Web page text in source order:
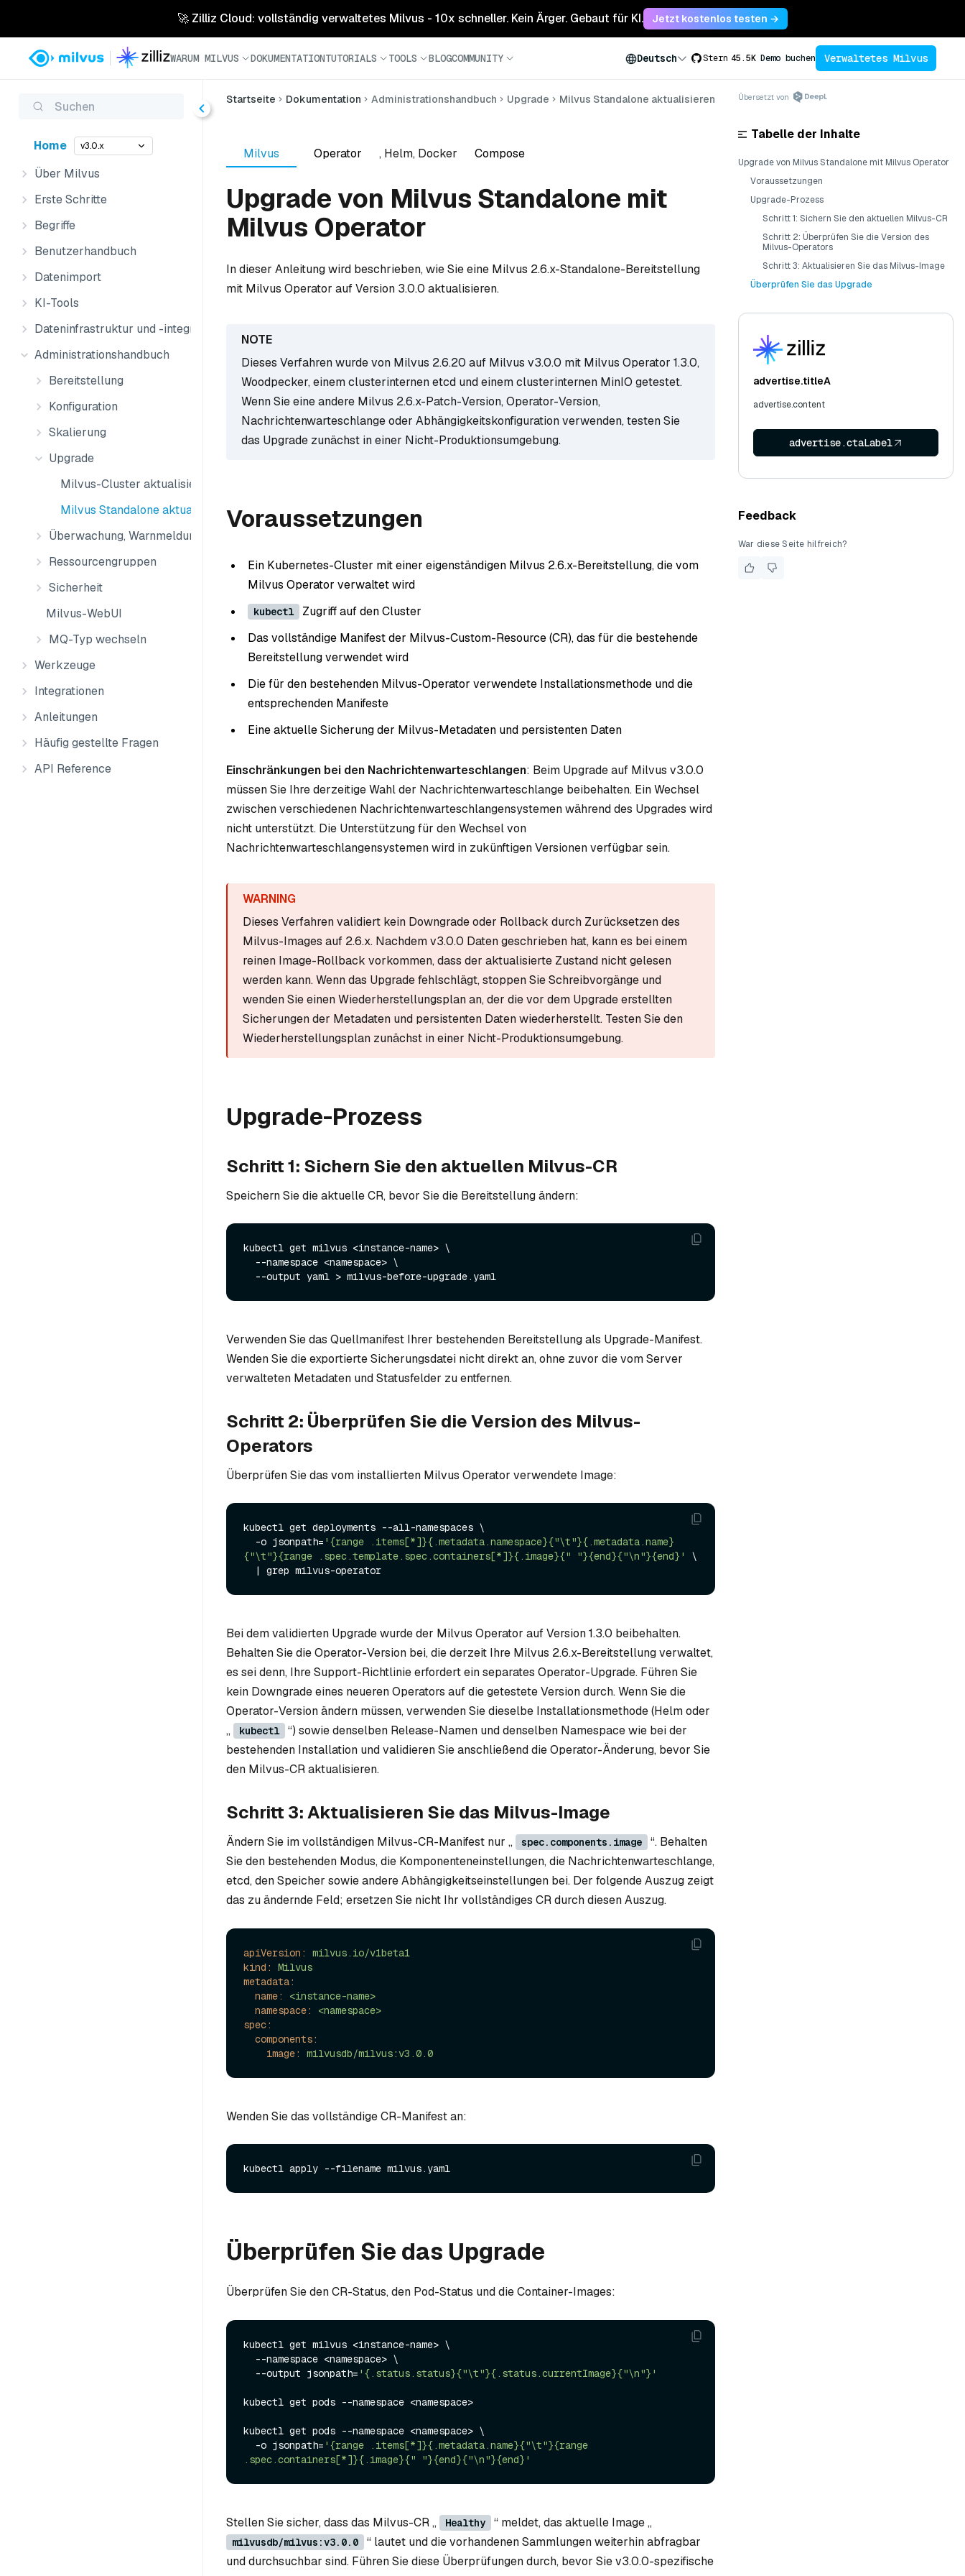
🚀 Zilliz Cloud: vollständig verwaltetes Milvus - 10x schneller. Kein Ärger. Gebaut für KI. Jetzt kostenlos testen →
WARUM MILVUS DOKUMENTATIONTUTORIALS TOOLS BLOGCOMMUNITY Deutsch Stern 45.5K Demo buchen Verwaltetes Milvus
Suchen
Home v3.0.x
Über Milvus
Erste Schritte
Begriffe
Benutzerhandbuch
Datenimport
KI-Tools
Dateninfrastruktur und -integration
Administrationshandbuch
Bereitstellung
Konfiguration
Skalierung
Upgrade
Milvus-Cluster aktualisieren
Milvus Standalone aktualisieren
Überwachung, Warnmeldungen und Protokolle
Ressourcengruppen
Sicherheit
Milvus-WebUI
MQ-Typ wechseln
Werkzeuge
Integrationen
Anleitungen
Häufig gestellte Fragen
API Reference
Startseite Dokumentation Administrationshandbuch Upgrade Milvus Standalone aktualisieren
Milvus Operator , Helm, Docker Compose
Upgrade von Milvus Standalone mit
Milvus Operator
In dieser Anleitung wird beschrieben, wie Sie eine Milvus 2.6.x-Standalone-Bereitstellung
mit Milvus Operator auf Version 3.0.0 aktualisieren.
Dieses Verfahren wurde von Milvus 2.6.20 auf Milvus v3.0.0 mit Milvus Operator 1.3.0,
Woodpecker, einem clusterinternen etcd und einem clusterinternen MinIO getestet.
Wenn Sie eine andere Milvus 2.6.x-Patch-Version, Operator-Version,
Nachrichtenwarteschlange oder Abhängigkeitskonfiguration verwenden, testen Sie
das Upgrade zunächst in einer Nicht-Produktionsumgebung.
Voraussetzungen
Ein Kubernetes-Cluster mit einer eigenständigen Milvus 2.6.x-Bereitstellung, die vom
Milvus Operator verwaltet wird
kubectl
Zugriff auf den Cluster
Das vollständige Manifest der Milvus-Custom-Resource (CR), das für die bestehende
Bereitstellung verwendet wird
Die für den bestehenden Milvus-Operator verwendete Installationsmethode und die
entsprechenden Manifeste
Eine aktuelle Sicherung der Milvus-Metadaten und persistenten Daten
Einschränkungen bei den Nachrichtenwarteschlangen: Beim Upgrade auf Milvus v3.0.0
müssen Sie Ihre derzeitige Wahl der Nachrichtenwarteschlange beibehalten. Ein Wechsel
zwischen verschiedenen Nachrichtenwarteschlangensystemen während des Upgrades wird
nicht unterstützt. Die Unterstützung für den Wechsel von
Nachrichtenwarteschlangensystemen wird in zukünftigen Versionen verfügbar sein.
Dieses Verfahren validiert kein Downgrade oder Rollback durch Zurücksetzen des
Milvus-Images auf 2.6.x. Nachdem v3.0.0 Daten geschrieben hat, kann es bei einem
reinen Image-Rollback vorkommen, dass der aktualisierte Zustand nicht gelesen
werden kann. Wenn das Upgrade fehlschlägt, stoppen Sie Schreibvorgänge und
wenden Sie einen Wiederherstellungsplan an, der die vor dem Upgrade erstellten
Sicherungen der Metadaten und persistenten Daten wiederherstellt. Testen Sie den
Wiederherstellungsplan zunächst in einer Nicht-Produktionsumgebung.
Upgrade-Prozess
Schritt 1: Sichern Sie den aktuellen Milvus-CR
Speichern Sie die aktuelle CR, bevor Sie die Bereitstellung ändern:
kubectl get milvus <instance-name> \
Verwenden Sie das Quellmanifest Ihrer bestehenden Bereitstellung als Upgrade-Manifest.
Wenden Sie die exportierte Sicherungsdatei nicht direkt an, ohne zuvor die vom Server
verwalteten Metadaten und Statusfelder zu entfernen.
Schritt 2: Überprüfen Sie die Version des Milvus-
Operators
Überprüfen Sie das vom installierten Milvus Operator verwendete Image:
kubectl get deployments --all-namespaces \
  -o jsonpath=
'{range .items[*]}{.metadata.namespace}{"\t"}{.metadata.name}
{"\t"}{range .spec.template.spec.containers[*]}{.image}{" "}{end}{"\n"}{end}'
\
Bei dem validierten Upgrade wurde der Milvus Operator auf Version 1.3.0 beibehalten.
Behalten Sie die Operator-Version bei, die derzeit Ihre Milvus 2.6.x-Bereitstellung verwaltet,
es sei denn, Ihre Support-Richtlinie erfordert ein separates Operator-Upgrade. Führen Sie
kein Downgrade eines neueren Operators auf die getestete Version durch. Wenn Sie die
Operator-Version ändern müssen, verwenden Sie dieselbe Installationsmethode (Helm oder
„
kubectl
“) sowie denselben Release-Namen und denselben Namespace wie bei der
bestehenden Installation und validieren Sie anschließend die Operator-Änderung, bevor Sie
den Milvus-CR aktualisieren.
Schritt 3: Aktualisieren Sie das Milvus-Image
Ändern Sie im vollständigen Milvus-CR-Manifest nur „ spec.components.image
“. Behalten
Sie den bestehenden Modus, die Komponenteneinstellungen, die Nachrichtenwarteschlange,
etcd, den Speicher sowie andere Abhängigkeitseinstellungen bei. Der folgende Auszug zeigt
das zu ändernde Feld; ersetzen Sie nicht Ihr vollständiges CR durch diesen Auszug.
apiVersion:
milvus.io/v1beta1
kind:
Milvus
metadata:
name:
<instance-name>
namespace:
<namespace>
spec:
components:
image:
milvusdb/milvus:v3.0.0
Wenden Sie das vollständige CR-Manifest an:
Überprüfen Sie das Upgrade
Überprüfen Sie den CR-Status, den Pod-Status und die Container-Images:
kubectl get milvus <instance-name> \
  --output jsonpath=
'{.status.status}{"\t"}{.status.currentImage}{"\n"}'
kubectl get pods --namespace <namespace>
kubectl get pods --namespace <namespace> \
  -o jsonpath=
'{range .items[*]}{.metadata.name}{"\t"}{range
.spec.containers[*]}{.image}{" "}{end}{"\n"}{end}'
Stellen Sie sicher, dass das Milvus-CR „ Healthy “ meldet, das aktuelle Image „
milvusdb/milvus:v3.0.0
“ lautet und die vorhandenen Sammlungen weiterhin abfragbar
und durchsuchbar sind. Führen Sie diese Überprüfungen durch, bevor Sie v3.0.0-spezifische
Übersetzt von
Tabelle der Inhalte
Upgrade von Milvus Standalone mit Milvus Operator
Voraussetzungen
Upgrade-Prozess
Schritt 1: Sichern Sie den aktuellen Milvus-CR
Schritt 2: Überprüfen Sie die Version des
Milvus-Operators
Schritt 3: Aktualisieren Sie das Milvus-Image
Überprüfen Sie das Upgrade
advertise.titleA
advertise.content
advertise.ctaLabel
Feedback
War diese Seite hilfreich?